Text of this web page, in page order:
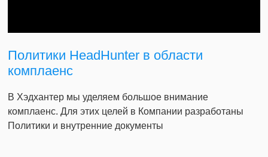
Политики HeadHunter в области
комплаенс
В Хэдхантер мы уделяем большое внимание
комплаенс. Для этих целей в Компании разработаны
Политики и внутренние документы